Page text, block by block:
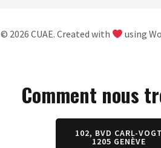
© 2026 CUAE. Created with using
Comment nous
102, BVD CARL-VOGT
1205 GENÈVE